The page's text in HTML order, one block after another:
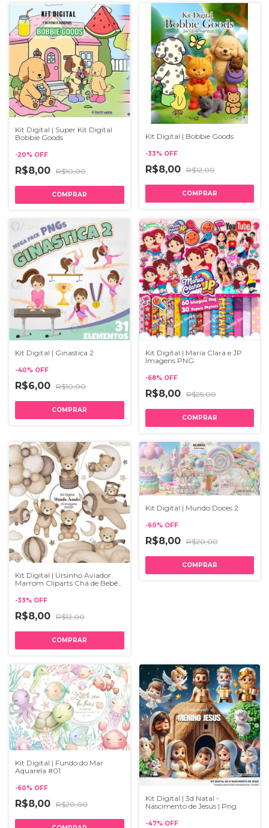
Kit Digital | Super Kit Digital
Bobbie Goods
-20% OFF
R$8,00 R$10,00
Kit Digital | Bobbie Goods
-33% OFF
R$8,00 R$12,00
Kit Digital | Ginastica 2
-40% OFF
R$6,00 R$10,00
Kit Digital | Maria Clara e JP
Imagens PNG
-68% OFF
R$8,00 R$25,00
Kit Digital | Ursinho Aviador
Marrom Cliparts Chá de Bebê |
-33% OFF
R$8,00 R$12,00
Kit Digital | Mundo Doces 2
-60% OFF
R$8,00 R$20,00
Kit Digital | Fundo do Mar
Aquarela #01
-60% OFF
R$8,00 R$20,00
Kit Digital | 3d Natal -
Nascimento de Jesus | Png
-47% OFF